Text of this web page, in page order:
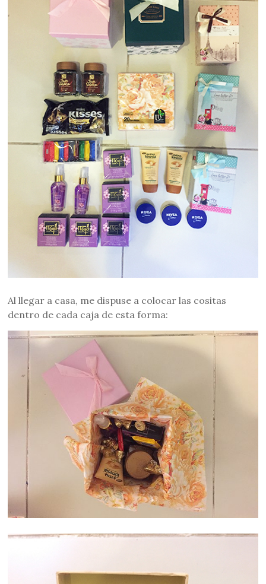
Al llegar a casa, me dispuse a colocar las cositas
dentro de cada caja de esta forma: